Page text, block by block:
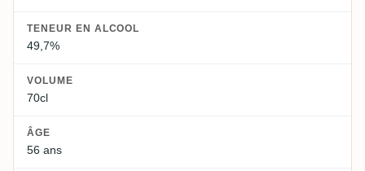
TENEUR EN ALCOOL
49,7%
VOLUME
70cl
ÂGE
56 ans